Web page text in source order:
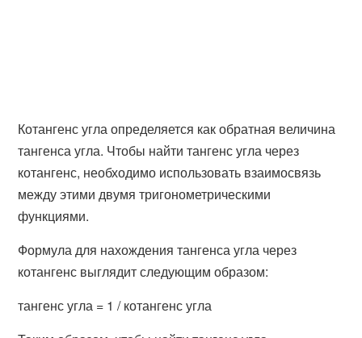
Котангенс угла определяется как обратная величина
тангенса угла. Чтобы найти тангенс угла через
котангенс, необходимо использовать взаимосвязь
между этими двумя тригонометрическими
функциями.
Формула для нахождения тангенса угла через
котангенс выглядит следующим образом:
тангенс угла = 1 / котангенс угла